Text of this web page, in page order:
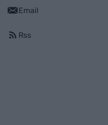
Email
Rss